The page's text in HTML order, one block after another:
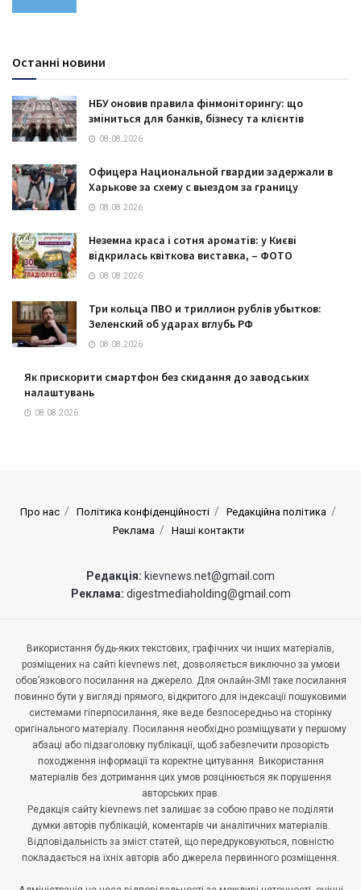
Останні новини
НБУ оновив правила фінмоніторингу: що
зміниться для банків, бізнесу та клієнтів
08.08.2026
Офицера Национальной гвардии задержали в
Харькове за схему с выездом за границу
08.08.2026
Неземна краса і сотня ароматів: у Києві
відкрилась квіткова виставка, – ФОТО
08.08.2026
Три кольца ПВО и триллион рублів убытков:
Зеленский об ударах вглубь РФ
08.08.2026
Як прискорити смартфон без скидання до заводських
налаштувань
08.08.2026
Про нас Політика конфіденційності
Редакційна політика
Реклама
Наші контакти
Редакція: kievnews.net@gmail.com
Реклама: digestmediaholding@gmail.com
Використання будь-яких текстових, графічних чи інших матеріалів,
розміщених на сайті kievnews.net, дозволяється виключно за умови
обов’язкового посилання на джерело. Для онлайн-ЗМІ таке посилання
повинно бути у вигляді прямого, відкритого для індексації пошуковими
системами гіперпосилання, яке веде безпосередньо на сторінку
оригінального матеріалу. Посилання необхідно розміщувати у першому
абзаці або підзаголовку публікації, щоб забезпечити прозорість
походження інформації та коректне цитування. Використання
матеріалів без дотримання цих умов розцінюється як порушення
авторських прав.
Редакція сайту kievnews.net залишає за собою право не поділяти
думки авторів публікацій, коментарів чи аналітичних матеріалів.
Відповідальність за зміст статей, що передруковуються, повністю
покладається на їхніх авторів або джерела первинного розміщення.